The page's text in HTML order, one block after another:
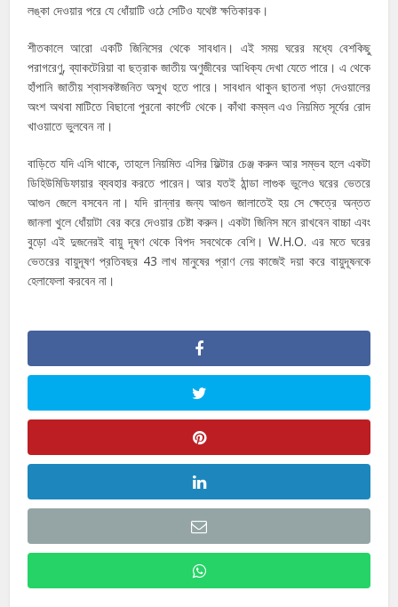
লঙ্কা দেওয়ার পরে যে ধোঁয়াটি ওঠে সেটিও যথেষ্ট ক্ষতিকারক।
শীতকালে আরো একটি জিনিসের থেকে সাবধান। এই সময় ঘরের মধ্যে বেশকিছু
পরাগরেণু, ব্যাকটেরিয়া বা ছত্রাক জাতীয় অণুজীবের আধিক্য দেখা যেতে পারে। এ থেকে
হাঁপানি জাতীয় শ্বাসকষ্টজনিত অসুখ হতে পারে। সাবধান থাকুন ছাতনা পড়া দেওয়ালের
অংশ অথবা মাটিতে বিছানো পুরনো কার্পেট থেকে। কাঁথা কম্বল এও নিয়মিত সূর্যের রোদ
খাওয়াতে ভুলবেন না।
বাড়িতে যদি এসি থাকে, তাহলে নিয়মিত এসির ফিল্টার চেঞ্জ করুন আর সম্ভব হলে একটা
ডিহিউমিডিফায়ার ব্যবহার করতে পারেন। আর যতই ঠান্ডা লাগুক ভুলেও ঘরের ভেতরে
আগুন জেলে বসবেন না। যদি রান্নার জন্য আগুন জালাতেই হয় সে ক্ষেত্রে অন্তত
জানলা খুলে ধোঁয়াটা বের করে দেওয়ার চেষ্টা করুন। একটা জিনিস মনে রাখবেন বাচ্চা এবং
বুড়ো এই দুজনেরই বায়ু দূষণ থেকে বিপদ সবথেকে বেশি। W.H.O. এর মতে ঘরের
ভেতরের বায়ুদূষণ প্রতিবছর 43 লাখ মানুষের প্রাণ নেয় কাজেই দয়া করে বায়ুদূষনকে
হেলাফেলা করবেন না।